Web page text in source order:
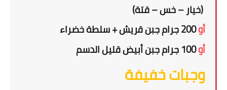
(خيار – خس – قتة)
أو2
00 جرام جبن قريش + سلطة خضراء
أو100 جرام جبن أبيض قليل الدسم
وجبات خفيفة